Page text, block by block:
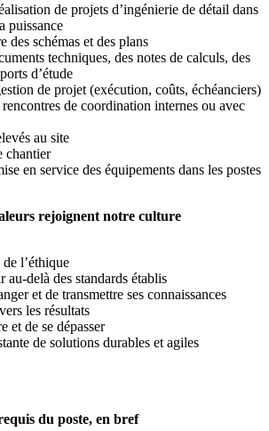
de projets d’ingénierie de détail dans
puissance
des schémas et des plans
techniques, des notes de calculs, des
d’étude
de projet (exécution, coûts, échéanciers)
de coordination internes ou avec
au site
chantier
en service des équipements dans les postes
rejoignent notre culture
l’éthique
au-delà des standards établis
et de transmettre ses connaissances
les résultats
et de se dépasser
de solutions durables et agiles
du poste, en bref